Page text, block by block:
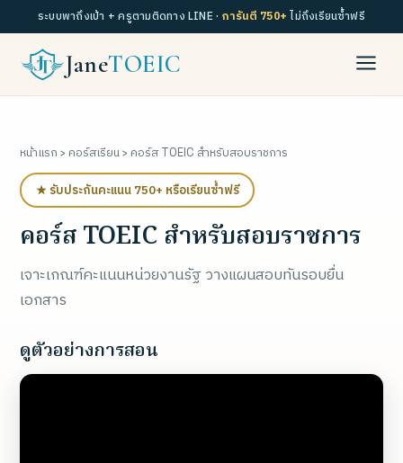
ระบบพาถึงเป้า + ครูตามติดทาง LINE · การันตี 750+ ไม่ถึงเรียนซ้ำฟรี
JaneTOEIC
หน้าแรก › คอร์สเรียน› คอร์ส TOEIC สำหรับสอบราชการ
★ รับประกันคะแนน 750+ หรือเรียนซ้ำฟรี
คอร์ส TOEIC สำหรับสอบราชการ
เจาะเกณฑ์คะแนนหน่วยงานรัฐ วางแผนสอบทันรอบยื่น
เอกสาร
ดูตัวอย่างการสอน